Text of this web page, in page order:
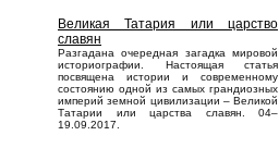
Великая Татария или царство
славян
Разгадана очередная загадка мировой
историографии. Настоящая статья
посвящена истории и современному
состоянию одной из самых грандиозных
империй земной цивилизации – Великой
Татарии или царства славян. 04–
19.09.2017.